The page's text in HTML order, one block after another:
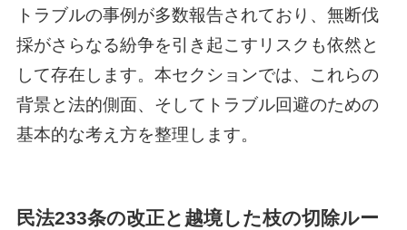
トラブルの事例が多数報告されており、無断伐
採がさらなる紛争を引き起こすリスクも依然と
して存在します。本セクションでは、これらの
背景と法的側面、そしてトラブル回避のための
基本的な考え方を整理します。
民法233条の改正と越境した枝の切除ルー